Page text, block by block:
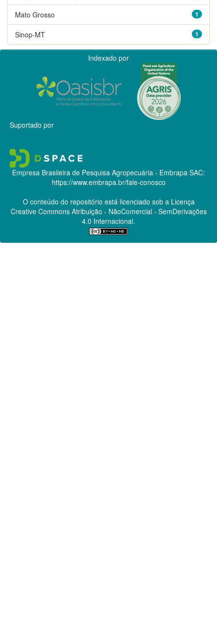
1
Mato Grosso
1
Sinop-MT
Indexado por
Suportado por
Empresa Brasileira de Pesquisa Agropecuária - Embrapa SAC:
https://www.embrapa.br/fale-conosco
O conteúdo do repositório está licenciado sob a Licença
Creative CommonsAtribuição - NãoComercial - SemDerivações
4.0 Internacional.